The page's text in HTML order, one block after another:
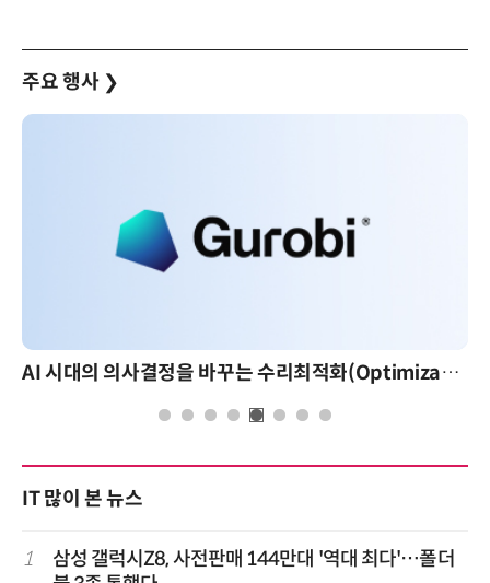
주요 행사 ❯
AI 시대의 의사결정을 바꾸는 수리최적화(Optimization): 실제 산업 적용 사례와 활용 전략
IT 많이 본 뉴스
1
삼성 갤럭시Z8, 사전판매 144만대 '역대 최다'…폴더